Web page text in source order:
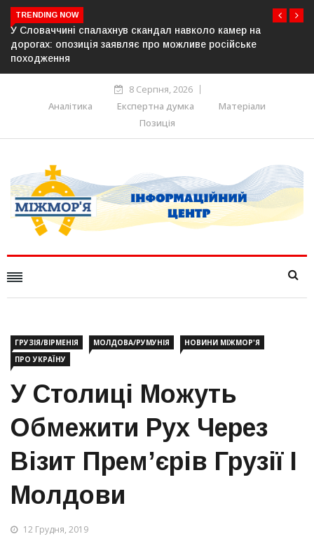
TRENDING NOW
на
У Молдові готують план дій на випадок
постачання газу до Придністров’я
8 Серпня, 2026
Аналітика
Експертна думка
Матеріали
Позиція
ГРУЗІЯ/ВІРМЕНІЯ МОЛДОВА/РУМУНІЯ
НОВИНИ МІЖМОР'Я
ПРО УКРАЇНУ
У Столиці Можуть
Обмежити Рух Через
Візит Прем’єрів Грузії І
Молдови
12 Грудня, 2019